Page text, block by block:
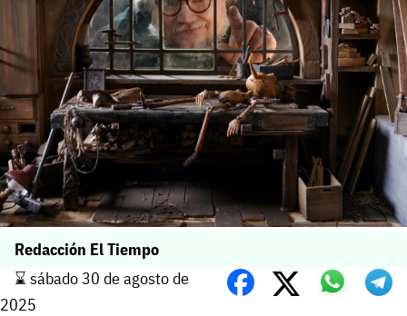
Redacción El Tiempo
⌛️ sábado 30 de agosto de
2025